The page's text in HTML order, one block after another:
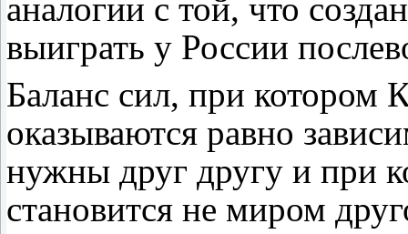
аналогии с той, что
выиграть у России
Баланс сил, при котором
оказываются равно
нужны друг другу и при
становится не миром